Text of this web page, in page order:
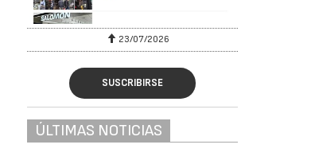
23/07/2026
SUSCRIBIRSE
ÚLTIMAS NOTICIAS